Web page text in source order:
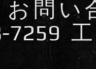
お問い
7259